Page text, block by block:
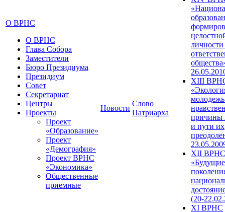
О ВРНС
О ВРНС
Глава Собора
Заместители
Бюро Президиума
Президиум
Совет
Секретариат
Центры
Проекты
Проект
«Образование»
Проект
«Демография»
Проект ВРНС
«Экономика»
Общественные
приемные
Новости
Слово
Патриарха
XIII
причины
и пути их
XII ВРНС
«Будущие
(20-
XI ВРНС